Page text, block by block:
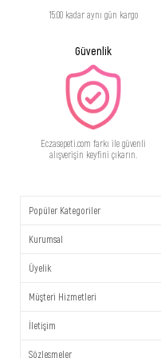
15:00 kadar aynı gün kargo
Güvenlik
Eczasepeti.com farkı ile güvenli
alışverişin keyfini çıkarın.
Popüler Kategoriler
Kurumsal
Üyelik
Müşteri Hizmetleri
İletişim
Sözleşmeler